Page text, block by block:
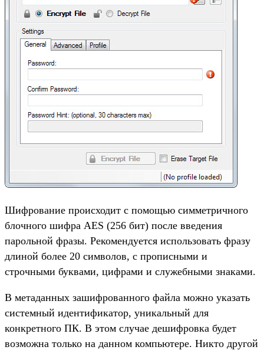
Шифрование происходит с помощью симметричного
блочного шифра AES (256 бит) после введения
парольной фразы. Рекомендуется использовать фразу
длиной более 20 символов, с прописными и
строчными буквами, цифрами и служебными знаками.
В метаданных зашифрованного файла можно указать
системный идентификатор, уникальный для
конкретного ПК. В этом случае дешифровка будет
возможна только на данном компьютере. Никто другой